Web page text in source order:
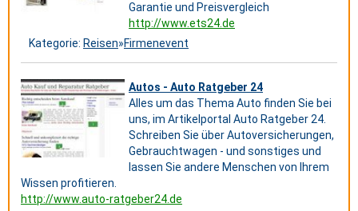
Garantie und Preisvergleich
http://www.ets24.de
Kategorie: Reisen»Firmenevent
Autos - Auto Ratgeber 24
Alles um das Thema Auto finden Sie bei
uns, im Artikelportal Auto Ratgeber 24.
Schreiben Sie über Autoversicherungen,
Gebrauchtwagen - und sonstiges und
lassen Sie andere Menschen von Ihrem
Wissen profitieren.
http://www.auto-ratgeber24.de